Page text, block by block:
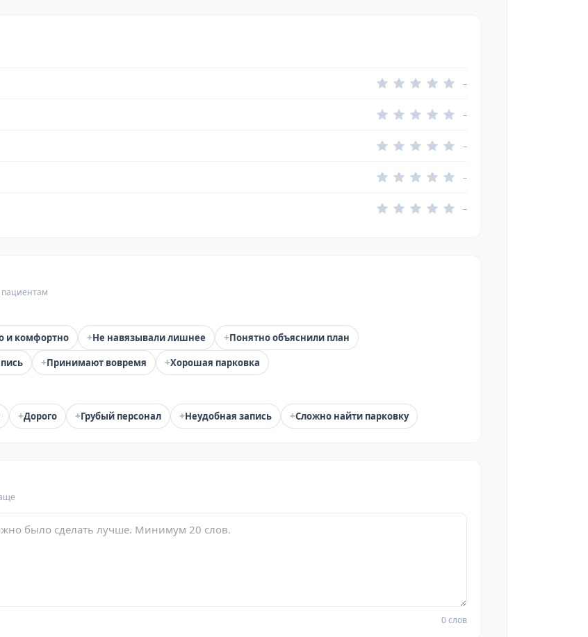
–
–
–
–
–
пациентам
и комфортно +Не навязывали лишнее +Понятно объяснили план
+Принимают вовремя +Хорошая парковка
+Дорого +Грубый персонал +Неудобная запись +Сложно найти парковку
0 слов